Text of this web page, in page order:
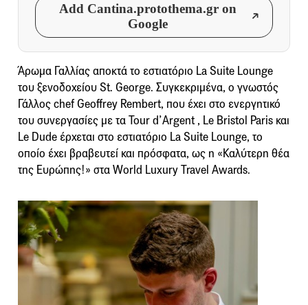
Add Cantina.protothema.gr on
Google
Άρωμα Γαλλίας αποκτά το εστιατόριο La Suite Lounge
του ξενοδοχείου St. George. Συγκεκριμένα, ο γνωστός
Γάλλος chef Geoffrey Rembert, που έχει στο ενεργητικό
του συνεργασίες με τα Tour d’Argent , Le Bristol Paris και
Le Dude έρχεται στο εστιατόριο La Suite Lounge, το
οποίο έχει βραβευτεί και πρόσφατα, ως η «Καλύτερη θέα
της Ευρώπης!» στα World Luxury Travel Awards.